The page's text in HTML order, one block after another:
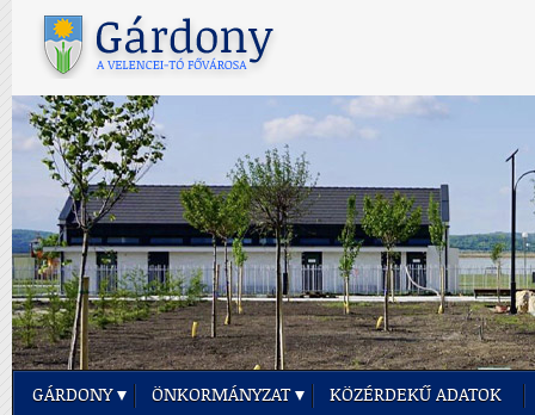
GÁRDONY ÖNKORMÁNYZAT KÖZÉRDEKŰ ADATOK